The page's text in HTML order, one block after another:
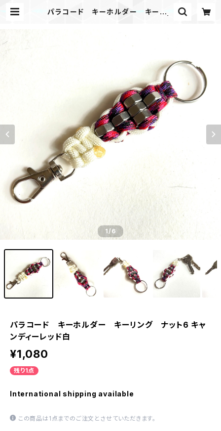
パラコード キーホルダー キーリン
1/6
パラコード キーホルダー キーリング ナット6 キャ
ンディーレッド白
¥1,080
残り1点
International shipping available
この商品は1点までのご注文とさせていただきます。